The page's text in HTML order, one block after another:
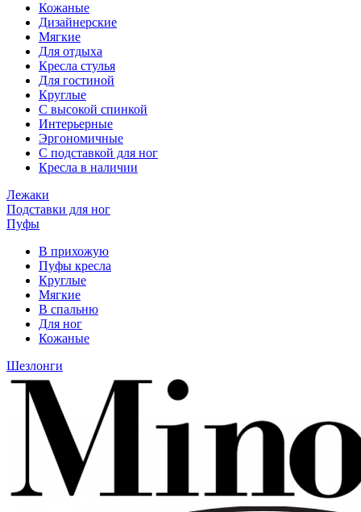
Кожаные
Дизайнерские
Мягкие
Для отдыха
Кресла стулья
Для гостиной
Круглые
С высокой спинкой
Интерьерные
Эргономичные
С подставкой для ног
Кресла в наличии
Лежаки
Подставки для ног
Пуфы
В прихожую
Пуфы кресла
Круглые
Мягкие
В спальню
Для ног
Кожаные
Шезлонги